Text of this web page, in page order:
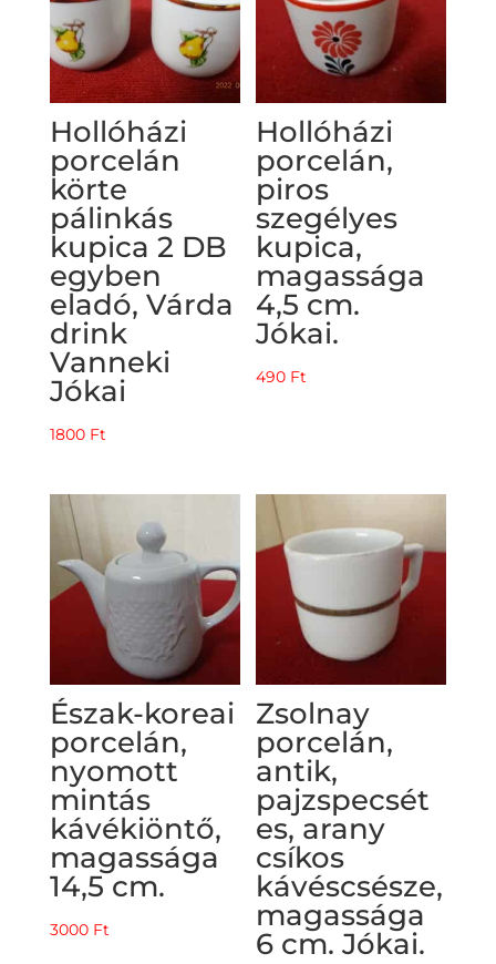
Hollóházi
porcelán
körte
pálinkás
kupica 2 DB
egyben
eladó, Várda
drink
Vanneki
Jókai
1800 Ft
Hollóházi
porcelán,
piros
szegélyes
kupica,
magassága
4,5 cm.
Jókai.
490 Ft
Észak-koreai
porcelán,
nyomott
mintás
kávékiöntő,
magassága
14,5 cm.
3000 Ft
Zsolnay
porcelán,
antik,
pajzspecsét
es, arany
csíkos
kávéscsésze,
magassága
6 cm. Jókai.